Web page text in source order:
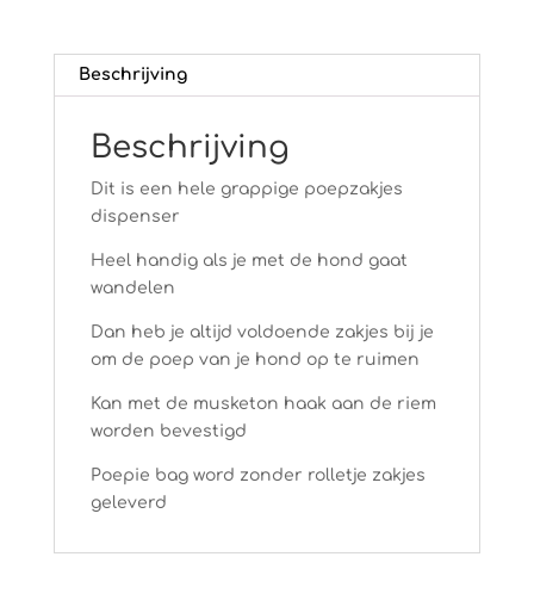
Beschrijving
Beschrijving
Dit is een hele grappige poepzakjes
dispenser
Heel handig als je met de hond gaat
wandelen
Dan heb je altijd voldoende zakjes bij je
om de poep van je hond op te ruimen
Kan met de musketon haak aan de riem
worden bevestigd
Poepie bag word zonder rolletje zakjes
geleverd